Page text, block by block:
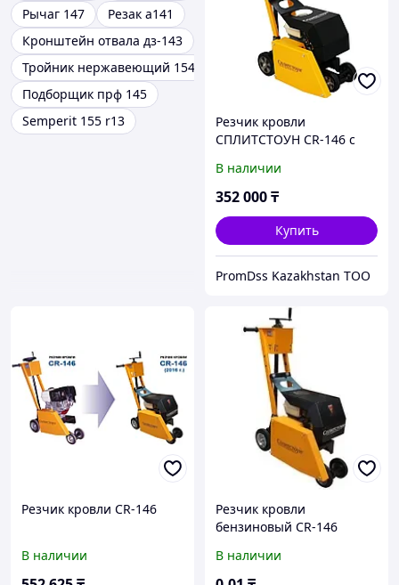
Рычаг 147
Резак а141
Кронштейн отвала дз-143
Тройник нержавеющий 154
Подборщик прф 145
Semperit 155 r13
Резчик кровли
СПЛИТСТОУН CR-146 c
В наличии
352 000₸
Купить
PromDss Kazakhstan TOO
Резчик кровли CR-146
В наличии
Резчик кровли
бензиновый CR-146
В наличии